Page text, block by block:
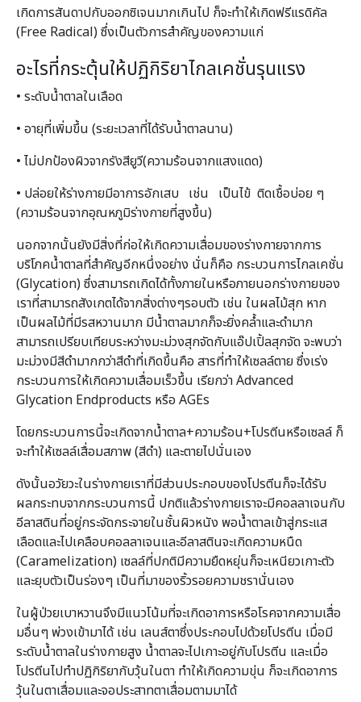
เกิดการสันดาปกับออกซิเจนมากเกินไป ก็จะทำให้เกิดฟรีแรดิคัล
(Free Radical) ซึ่งเป็นตัวการสำคัญของความแก่
อะไรที่กระตุ้นให้ปฏิกิริยาไกลเคชั่นรุนแรง
• ระดับน้ำตาลในเลือด
• อายุที่เพิ่มขึ้น (ระยะเวลาที่ได้รับน้ำตาลนาน)
• ไม่ปกป้องผิวจากรังสียูวี(ความร้อนจากแสงแดด)
• ปล่อยให้ร่างกายมีอาการอักเสบ เช่น เป็นไข้ ติดเชื้อบ่อย ๆ
(ความร้อนจากอุณหภูมิร่างกายที่สูงขึ้น)
นอกจากนั้นยังมีสิ่งที่ก่อให้เกิดความเสื่อมของร่างกายจากการ
บริโภคน้ำตาลที่สำคัญอีกหนึ่งอย่าง นั่นก็คือ กระบวนการไกลเคชั่น
(Glycation) ซึ่งสามารถเกิดได้ทั้งภายในหรือภายนอกร่างกายของ
เราที่สามารถสังเกตได้จากสิ่งต่างๆรอบตัว เช่น ในผลไม้สุก หาก
เป็นผลไม้ที่มีรสหวานมาก มีน้ำตาลมากก็จะยิ่งคล้ำและดำมาก
สามารถเปรียบเทียบระหว่างมะม่วงสุกจัดกับแอ๊ปเปิ้ลสุกจัด จะพบว่า
มะม่วงมีสีดำมากกว่าสีดำที่เกิดขึ้นคือ สารที่ทำให้เซลล์ตาย ซึ่งเร่ง
กระบวนการให้เกิดความเสื่อมเร็วขึ้น เรียกว่า Advanced
Glycation Endproducts หรือ AGEs
โดยกระบวนการนี้จะเกิดจากน้ำตาล+ความร้อน+โปรตีนหรือเซลล์ ก็
จะทำให้เซลล์เสื่อมสภาพ (สีดำ) และตายไปนั่นเอง
ดังนั้นอวัยวะในร่างกายเราที่มีส่วนประกอบของโปรตีนก็จะได้รับ
ผลกระทบจากกระบวนการนี้ ปกติแล้วร่างกายเราจะมีคอลลาเจนกับ
อีลาสตินที่อยู่กระจัดกระจายในชั้นผิวหนัง พอน้ำตาลเข้าสู่กระแส
เลือดและไปเคลือบคอลลาเจนและอีลาสตินจะเกิดความหนืด
(Caramelization) เซลล์ที่ปกติมีความยืดหยุ่นก็จะเหนียวเกาะตัว
และยุบตัวเป็นร่องๆ เป็นที่มาของริ้วรอยความชรานั่นเอง
ในผู้ป่วยเบาหวานจึงมีแนวโน้มที่จะเกิดอาการหรือโรคจากความเสื่อ
มอื่นๆ พ่วงเข้ามาได้ เช่น เลนส์ตาซึ่งประกอบไปด้วยโปรตีน เมื่อมี
ระดับน้ำตาลในร่างกายสูง น้ำตาลจะไปเกาะอยู่กับโปรตีน และเมื่อ
โปรตีนไปทำปฏิกิริยากับวุ้นในตา ทำให้เกิดความขุ่น ก็จะเกิดอาการ
วุ้นในตาเสื่อมและจอประสาทตาเสื่อมตามมาได้